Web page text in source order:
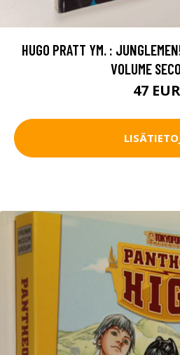
HUGO PRATT YM. :
VOLUME
47 EUR